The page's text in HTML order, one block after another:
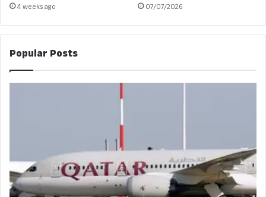
4 weeks ago 07/07/2026
Popular Posts